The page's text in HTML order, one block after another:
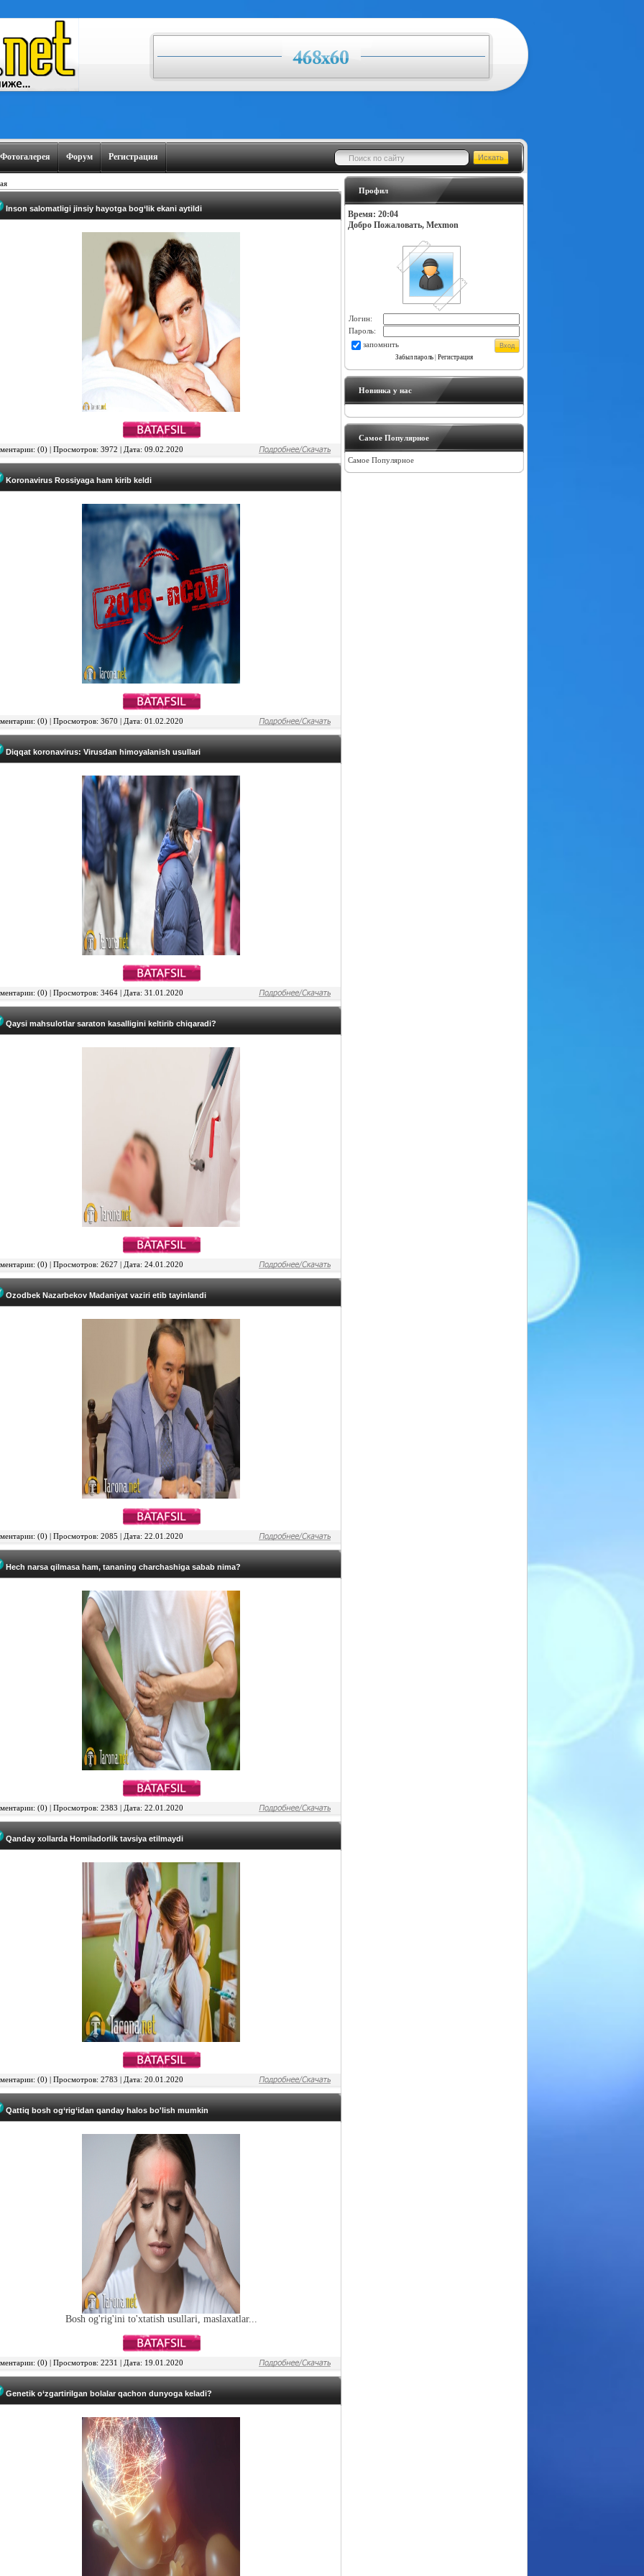
Фотогалерея Форум Регистрация
Inson salomatligi jinsiy hayotga bog‘lik ekani aytildi
(0) | Просмотров: 3972 | Дата: 09.02.2020
Koronavirus Rossiyaga ham kirib keldi
(0) | Просмотров: 3670 | Дата: 01.02.2020
Diqqat koronavirus: Virusdan himoyalanish usullari
(0) | Просмотров: 3464 | Дата: 31.01.2020
Qaysi mahsulotlar saraton kasalligini keltirib chiqaradi?
(0) | Просмотров: 2627 | Дата: 24.01.2020
Ozodbek Nazarbekov Madaniyat vaziri etib tayinlandi
(0) | Просмотров: 2085 | Дата: 22.01.2020
Hech narsa qilmasa ham, tananing charchashiga sabab nima?
(0) | Просмотров: 2383 | Дата: 22.01.2020
Qanday xollarda Homiladorlik tavsiya etilmaydi
(0) | Просмотров: 2783 | Дата: 20.01.2020
Qattiq bosh og‘rig‘idan qanday halos bo'lish mumkin
Bosh og'rig'ini to'xtatish usullari, maslaxatlar...
(0) | Просмотров: 2231 | Дата: 19.01.2020
Genetik o‘zgartirilgan bolalar qachon dunyoga keladi?
Профил
Время: 20:04
Добро Пожаловать, Mexmon
Логин:
Пароль:
запомнить
Забыл пароль| Регистрация
Новинка у нас
Самое Популярное
Самое Популярное